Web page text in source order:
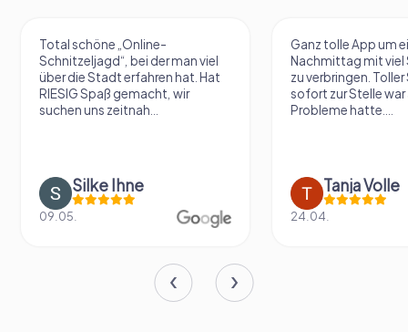
Total schöne „Online-
Schnitzeljagd“, bei der man viel
über die Stadt erfahren hat. Hat
RIESIG Spaß gemacht, wir
suchen uns zeitnah...
Silke Ihne
09.05.
Ganz tolle App um
Nachmittag mit viel
zu verbringen.
sofort zur Stelle war
Probleme hatte....
Tanja Volle
24.04.